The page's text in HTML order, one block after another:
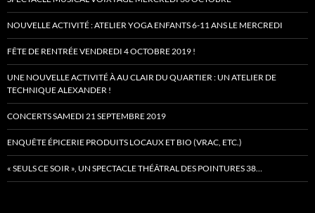
NOUVELLE ACTIVITÉ : ATELIER YOGA ENFANTS 6-11 ANS LE MERCREDI
FÊTE DE RENTRÉE VENDREDI 4 OCTOBRE 2019 !
UNE NOUVELLE ACTIVITÉ À AU CLAIR DU QUARTIER : UN ATELIER DE
TECHNIQUE ALEXANDER !
CONCERTS SAMEDI 21 SEPTEMBRE 2019
ENQUÊTE ÉPICERIE PRODUITS LOCAUX ET BIO (VRAC, ETC.)
« SEULS CE SOIR », UN SPECTACLE THÉÂTRAL DES POINTURES 38…